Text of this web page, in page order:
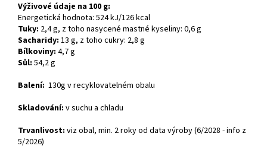
Výživové údaje na 100 g:
Energetická hodnota: 524 kJ/126 kcal
Tuky: 2,4 g, z toho nasycené mastné kyseliny: 0,6 g
Sacharidy: 13 g, z toho cukry: 2,8 g
Bílkoviny: 4,7 g
Sůl: 54,2 g
Balení: 130g v recyklovatelném obalu
Skladování: v suchu a chladu
Trvanlivost: viz obal, min. 2 roky od data výroby (6/2028 - info z
5/2026)